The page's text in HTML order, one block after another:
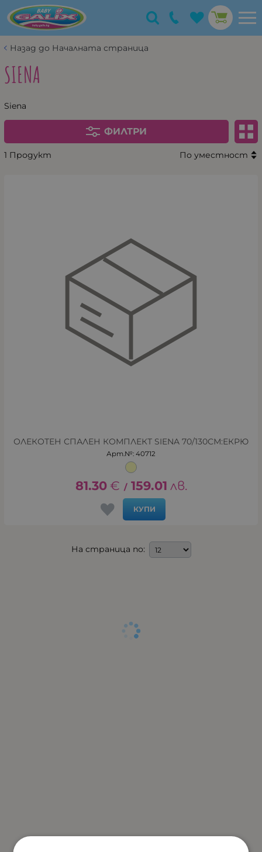
Назад до Началната страница
SIENA
Siena
ФИЛТРИ
1 Продукт По уместност
ОЛЕКОТЕН СПАЛЕН КОМПЛЕКТ SIENA 70/130СМ:ЕКРЮ
Арт.№: 40712
81.30 € / 159.01 лв.
КУПИ
На страница по: